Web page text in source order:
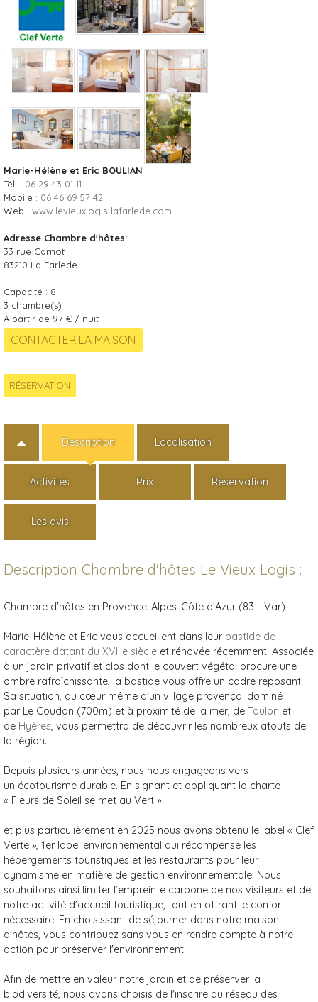
Marie-Hélène et Eric BOULIAN
Tél. : 06 29 43 01 11
Mobile : 06 46 69 57 42
Web : www.levieuxlogis-lafarlede.com
Adresse Chambre d'hôtes:
33 rue Carnot
83210 La Farlède
Capacité : 8
3 chambre(s)
A partir de 97 € / nuit
RÉSERVATION
Description Localisation
Activités Prix Réservation
Les avis
Description Chambre d'hôtes Le Vieux Logis :
Chambre d'hôtes en Provence-Alpes-Côte d'Azur (83 - Var)
Marie-Hélène et Eric vous accueillent dans leur bastide de
caractère datant du XVIIIe siècle et rénovée récemment. Associée
à un jardin privatif et clos dont le couvert végétal procure une
ombre rafraîchissante, la bastide vous offre un cadre reposant.
Sa situation, au cœur même d'un village provençal dominé
par Le Coudon (700m) et à proximité de la mer, de Toulon et
de Hyères, vous permettra de découvrir les nombreux atouts de
la région.
Depuis plusieurs années, nous nous engageons vers
un écotourisme durable. En signant et appliquant la charte
« Fleurs de Soleil se met au Vert »
et plus particulièrement en 2025 nous avons obtenu le label « Clef
Verte », 1er label environnemental qui récompense les
hébergements touristiques et les restaurants pour leur
dynamisme en matière de gestion environnementale. Nous
souhaitons ainsi limiter l’empreinte carbone de nos visiteurs et de
notre activité d’accueil touristique, tout en offrant le confort
nécessaire. En choisissant de séjourner dans notre maison
d'hôtes, vous contribuez sans vous en rendre compte à notre
action pour préserver l'environnement.
Afin de mettre en valeur notre jardin et de préserver la
biodiversité, nous avons choisis de l'inscrire au réseau des